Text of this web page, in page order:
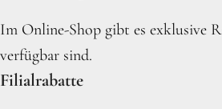
Im Online-Shop gibt es exklusive
verfügbar sind.
Filialrabatte